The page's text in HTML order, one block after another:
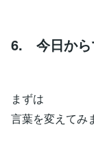
6. 今日から
まずは
言葉を変えてみ